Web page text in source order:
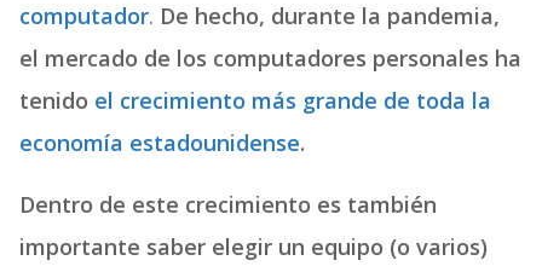
computador. De hecho, durante la pandemia,
el mercado de los computadores personales ha
tenido el crecimiento más grande de toda la
economía estadounidense.
Dentro de este crecimiento es también
importante saber elegir un equipo (o varios)